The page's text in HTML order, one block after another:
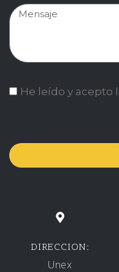
He leído y acepto
DIRECCION:
Unex